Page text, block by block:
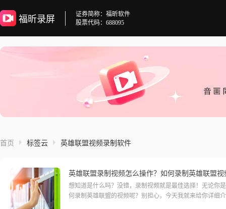
福昕录屏
证券简称：福昕软件
股票代码：688095
首页 标签云 英雄联盟视频录制软件
英雄联盟录制视频怎么操作？如何录制英雄联盟视
想知道是什么吗？没错，录制视频就是最佳选择！无论你
何录制英雄联盟的视频呢？别担心，今天我就来给你详细